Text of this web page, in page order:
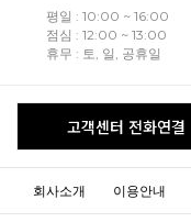
평일 : 10:00 ~ 16:00
점심 : 12:00 ~ 13:00
휴무 : 토, 일, 공휴일
고객센터 전화연결
회사소개 이용안내